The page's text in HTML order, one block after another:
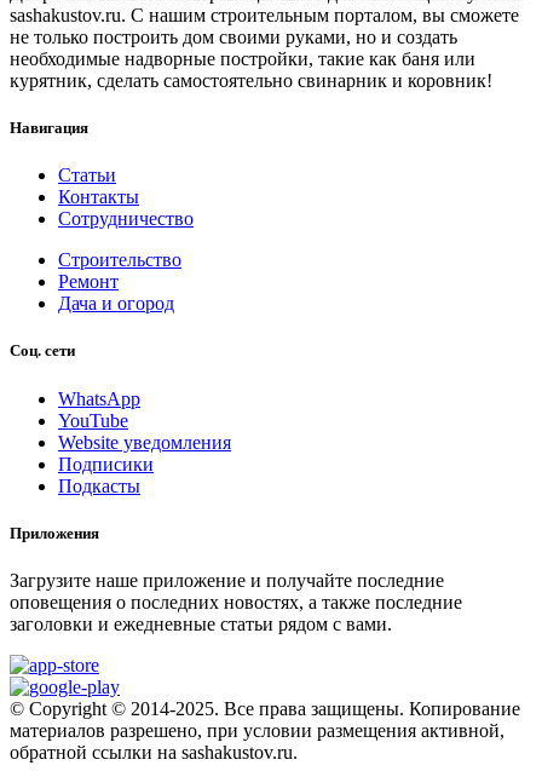
sashakustov.ru. С нашим строительным порталом, вы сможете
не только построить дом своими руками, но и создать
необходимые надворные постройки, такие как баня или
курятник, сделать самостоятельно свинарник и коровник!
Навигация
Статьи
Контакты
Сотрудничество
Строительство
Ремонт
Дача и огород
Соц. сети
WhatsApp
YouTube
Website уведомления
Подписики
Подкасты
Приложения
Загрузите наше приложение и получайте последние
оповещения о последних новостях, а также последние
заголовки и ежедневные статьи рядом с вами.
© Copyright © 2014-2025. Все права защищены. Копирование
материалов разрешено, при условии размещения активной,
обратной ссылки на sashakustov.ru.